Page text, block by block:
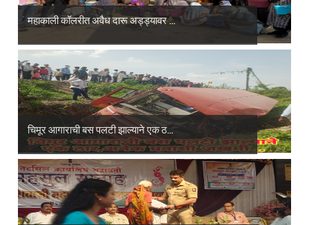
महाकाली कॉलरीत अवैध दारू अड्ड्यावर ...
चिमूर आगाराची बस पलटी झाल्याने एक ठ...